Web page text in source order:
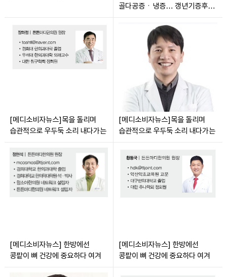
골다공증ㆍ냉증… 갱년기증후군,
[메디소비자뉴스]목을 돌리며
습관적으로 우두둑 소리 내다가는
[메디소비자뉴스]목을 돌리며
습관적으로 우두둑 소리 내다가는
[메디소비자뉴스] 한방에선
콩팥이 뼈 건강에 중요하다 여겨
[메디소비자뉴스] 한방에선
콩팥이 뼈 건강에 중요하다 여겨